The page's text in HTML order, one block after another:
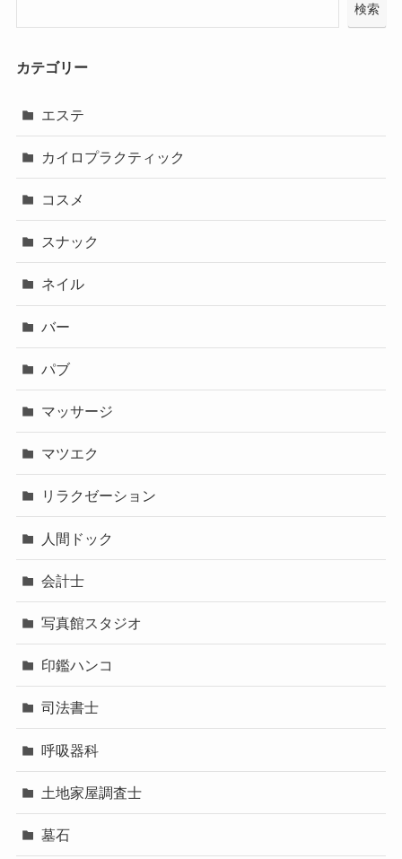
検索
カテゴリー
エステ
カイロプラクティック
コスメ
スナック
ネイル
バー
パブ
マッサージ
マツエク
リラクゼーション
人間ドック
会計士
写真館スタジオ
印鑑ハンコ
司法書士
呼吸器科
土地家屋調査士
墓石